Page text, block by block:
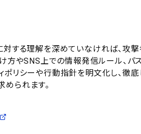
対する理解を深めていなければ、攻
方やSNS上での情報発信ルール、パ
ポリシーや行動指針を明文化し、徹底
られます。